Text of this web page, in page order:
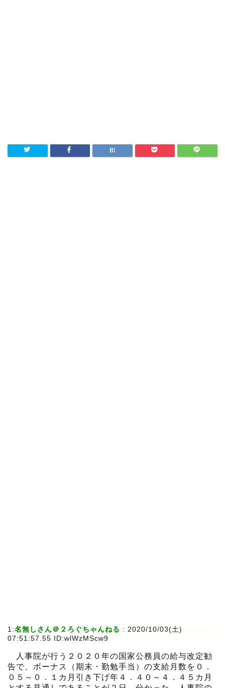
1:名無しさん＠２ろぐちゃんねる : 2020/10/03(土)
07:51:57.55 ID:wlWzMScw9
人事院が行う２０２０年の国家公務員の給与改定勧
告で、ボーナス（期末・勤勉手当）の支給月数を０．
０５～０．１カ月引き下げ年４．４０～４．４５カ月